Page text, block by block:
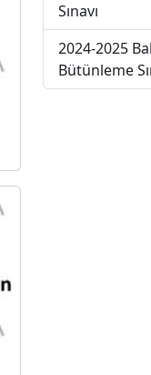
Sınavı
2024-2025
Bütünleme